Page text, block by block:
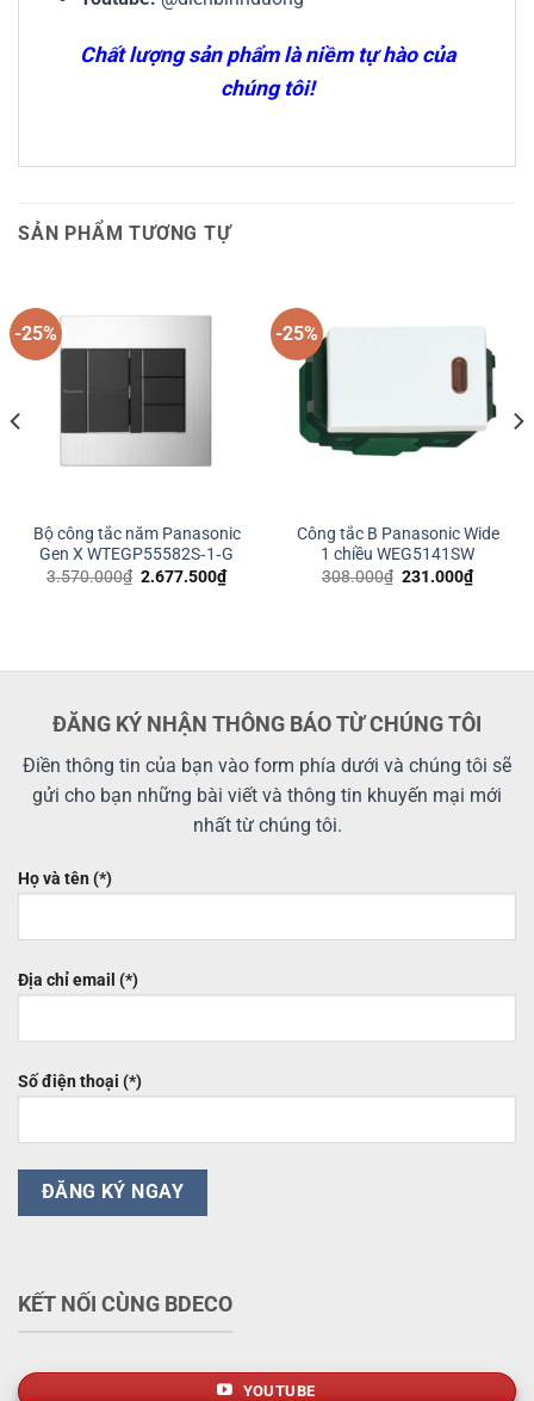
Chất lượng sản phẩm là niềm tự hào của
chúng tôi!
SẢN PHẨM TƯƠNG TỰ
-25%
Bộ công tắc năm Panasonic
Gen X WTEGP55582S‑1‑G
3.570.000₫ Giá
2.677.500₫Giá
hiện
-25%
Công tắc B Panasonic Wide
1 chiều WEG5141SW
308.000₫ Giá
231.000₫Giá
hiện
ĐĂNG KÝ NHẬN THÔNG BÁO TỪ CHÚNG TÔI
Điền thông tin của bạn vào form phía dưới và chúng tôi sẽ
gửi cho bạn những bài viết và thông tin khuyến mại mới
nhất từ chúng tôi.
Họ và tên (*)
Địa chỉ email (*)
Số điện thoại (*)
KẾT NỐI CÙNG BDECO
YOUTUBE